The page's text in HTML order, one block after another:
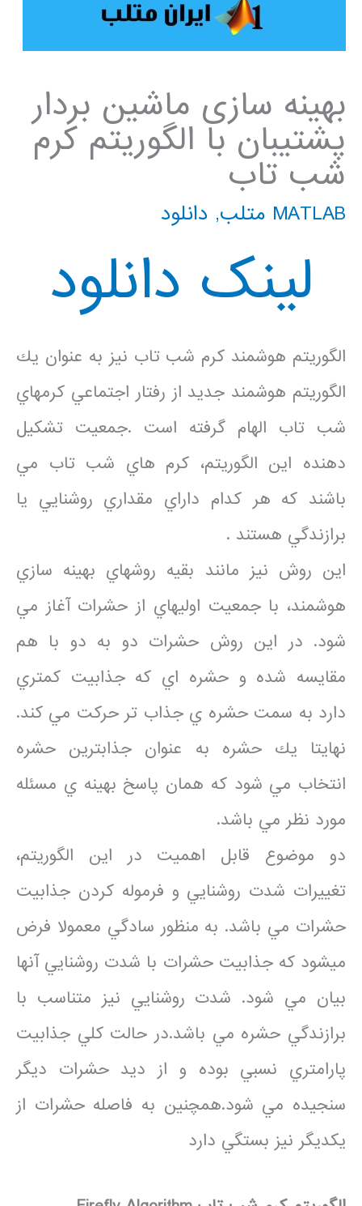
بهینه سازی ماشین بردار
پشتیبان با الگوریتم کرم
شب تاب
MATLAB متلب , دانلود
لینک دانلود
الگوريتم هوشمند كرم شب تاب نيز به عنوان يك
الگوريتم هوشمند جديد از رفتار اجتماعي كرمهاي
شب تاب الهام گرفته است .جمعيت تشكيل
دهنده اين الگوريتم، كرم هاي شب تاب مي
باشند كه هر كدام داراي مقداري روشنايي يا
برازندگي هستند .
اين روش نيز مانند بقيه روشهاي بهينه سازي
هوشمند، با جمعيت اوليهاي از حشرات آغاز مي
شود. در اين روش حشرات دو به دو با هم
مقايسه شده و حشره اي كه جذابيت كمتري
دارد به سمت حشره ي جذاب تر حركت مي كند.
نهايتا يك حشره به عنوان جذابترين حشره
انتخاب مي شود كه همان پاسخ بهينه ي مسئله
مورد نظر مي باشد.
دو موضوع قابل اهميت در اين الگوريتم،
تغييرات شدت روشنايي و فرموله كردن جذابيت
حشرات مي باشد. به منظور سادگي معمولا فرض
ميشود كه جذابيت حشرات با شدت روشنايي آنها
بيان مي شود. شدت روشنايي نيز متناسب با
برازندگي حشره مي باشد.در حالت كلي جذابيت
پارامتري نسبي بوده و از ديد حشرات ديگر
سنجيده مي شود.همچنين به فاصله حشرات از
يكديگر نيز بستگي دارد